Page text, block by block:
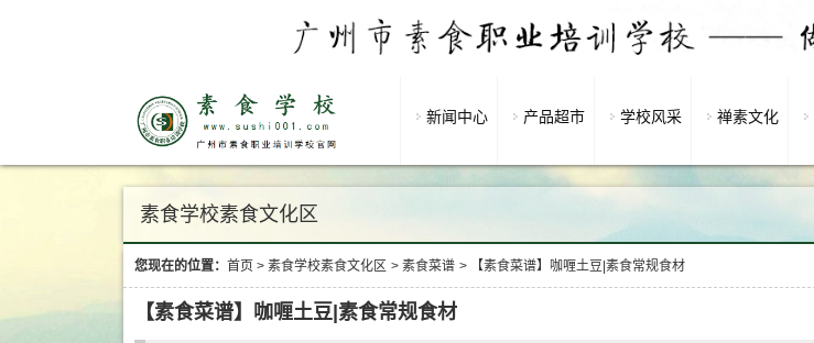
新闻中心 产品超市 学校风采 禅素文化
素食学校素食文化区
您现在的位置： 首页 > 素食学校素食文化区 > 素食菜谱 > 【素食菜谱】咖喱土豆|素食常规食材
【素食菜谱】咖喱土豆|素食常规食材